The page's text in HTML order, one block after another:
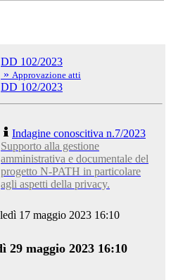
DD 102/2023
» Approvazione atti
DD 102/2023
Indagine conoscitiva n.7/2023
Supporto alla gestione
amministrativa e documentale del
progetto N-PATH in particolare
agli aspetti della privacy.
17 maggio 2023 16:10
29 maggio 2023 16:10